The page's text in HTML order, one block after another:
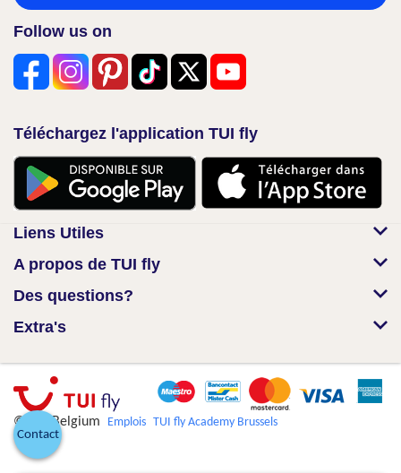
Follow us on
Téléchargez l'application TUI fly
Liens Utiles
A propos de TUI fly
Des questions?
Extra's
© TUI Belgium Emplois TUI fly Academy Brussels
Contact